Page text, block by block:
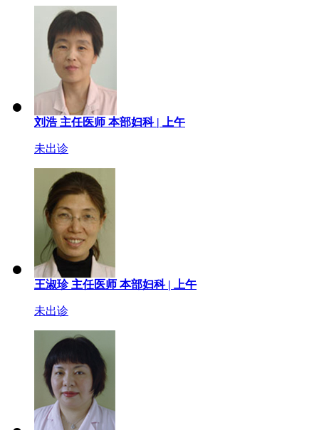
刘浩 主任医师 本部妇科 | 上午
未出诊
王淑珍 主任医师 本部妇科 | 上午
未出诊